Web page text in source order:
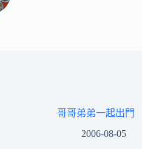
哥哥弟弟一起出門
2006-08-05